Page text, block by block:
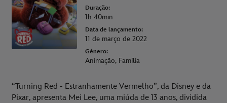
Duração:
1h 40min
Data de lançamento:
11 de março de 2022
Género:
Animação, Família
“Turning Red - Estranhamente Vermelho”, da Disney e da
Pixar, apresenta Mei Lee, uma miúda de 13 anos, dividida